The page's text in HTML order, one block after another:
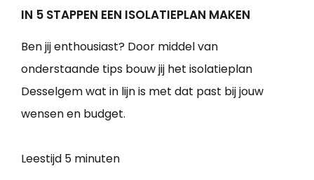
IN 5 STAPPEN EEN ISOLATIEPLAN MAKEN
Ben jij enthousiast? Door middel van
onderstaande tips bouw jij het isolatieplan
Desselgem wat in lijn is met dat past bij jouw
wensen en budget.
Leestijd 5 minuten